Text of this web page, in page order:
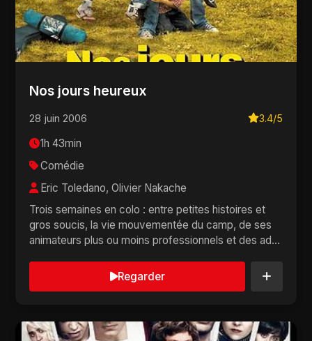
Nos jours heureux
28 juin 2006 3.4/5
1h 43min
Comédie
Eric Toledano, Olivier Nakache
Trois semaines en colo : entre petites histoires et
gros soucis, la vie mouvementée du camp, de ses
animateurs plus ou moins professionnels et des ad...
Regarder